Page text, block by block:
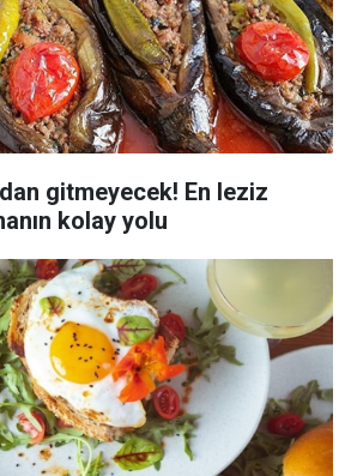
gitmeyecek! En leziz
kolay yolu